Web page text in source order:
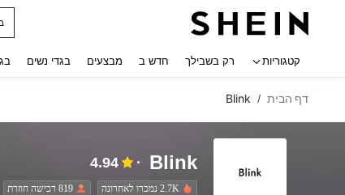
קטגוריות רק בשבילך חדש ב מבצעים בגדי נשים
דף הבית /
Blink
Blink
4.94
2.7K נמכרו לאחרונה 819 רכישה חוזרת